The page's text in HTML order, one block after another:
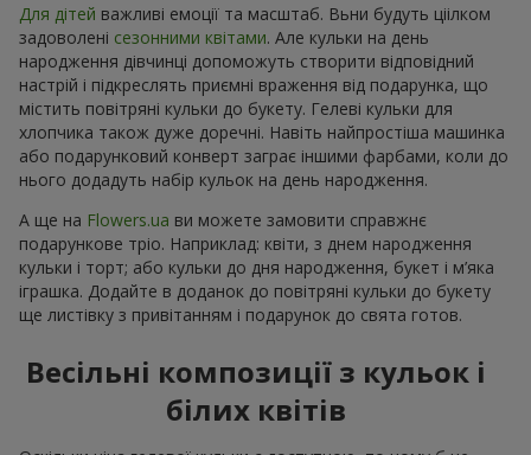
Для дітей важливі емоції та масштаб. Вьни будуть ціілком
задоволені сезонними квітами. Але кульки на день
народження дівчинці допоможуть створити відповідний
настрій і підкреслять приємні враження від подарунка, що
містить повітряні кульки до букету. Гелеві кульки для
хлопчика також дуже доречні. Навіть найпростіша машинка
або подарунковий конверт заграє іншими фарбами, коли до
нього додадуть набір кульок на день народження.
А ще на Flowers.ua ви можете замовити справжнє
подарункове тріо. Наприклад: квіти, з днем народження
кульки і торт; або кульки до дня народження, букет і м’яка
іграшка. Додайте в доданок до повітряні кульки до букету
ще листівку з привітанням і подарунок до свята готов.
Весільні композиції з кульок і
білих квітів